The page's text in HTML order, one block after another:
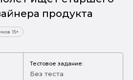
продукта
15+
Тестовое задание:
Без теста